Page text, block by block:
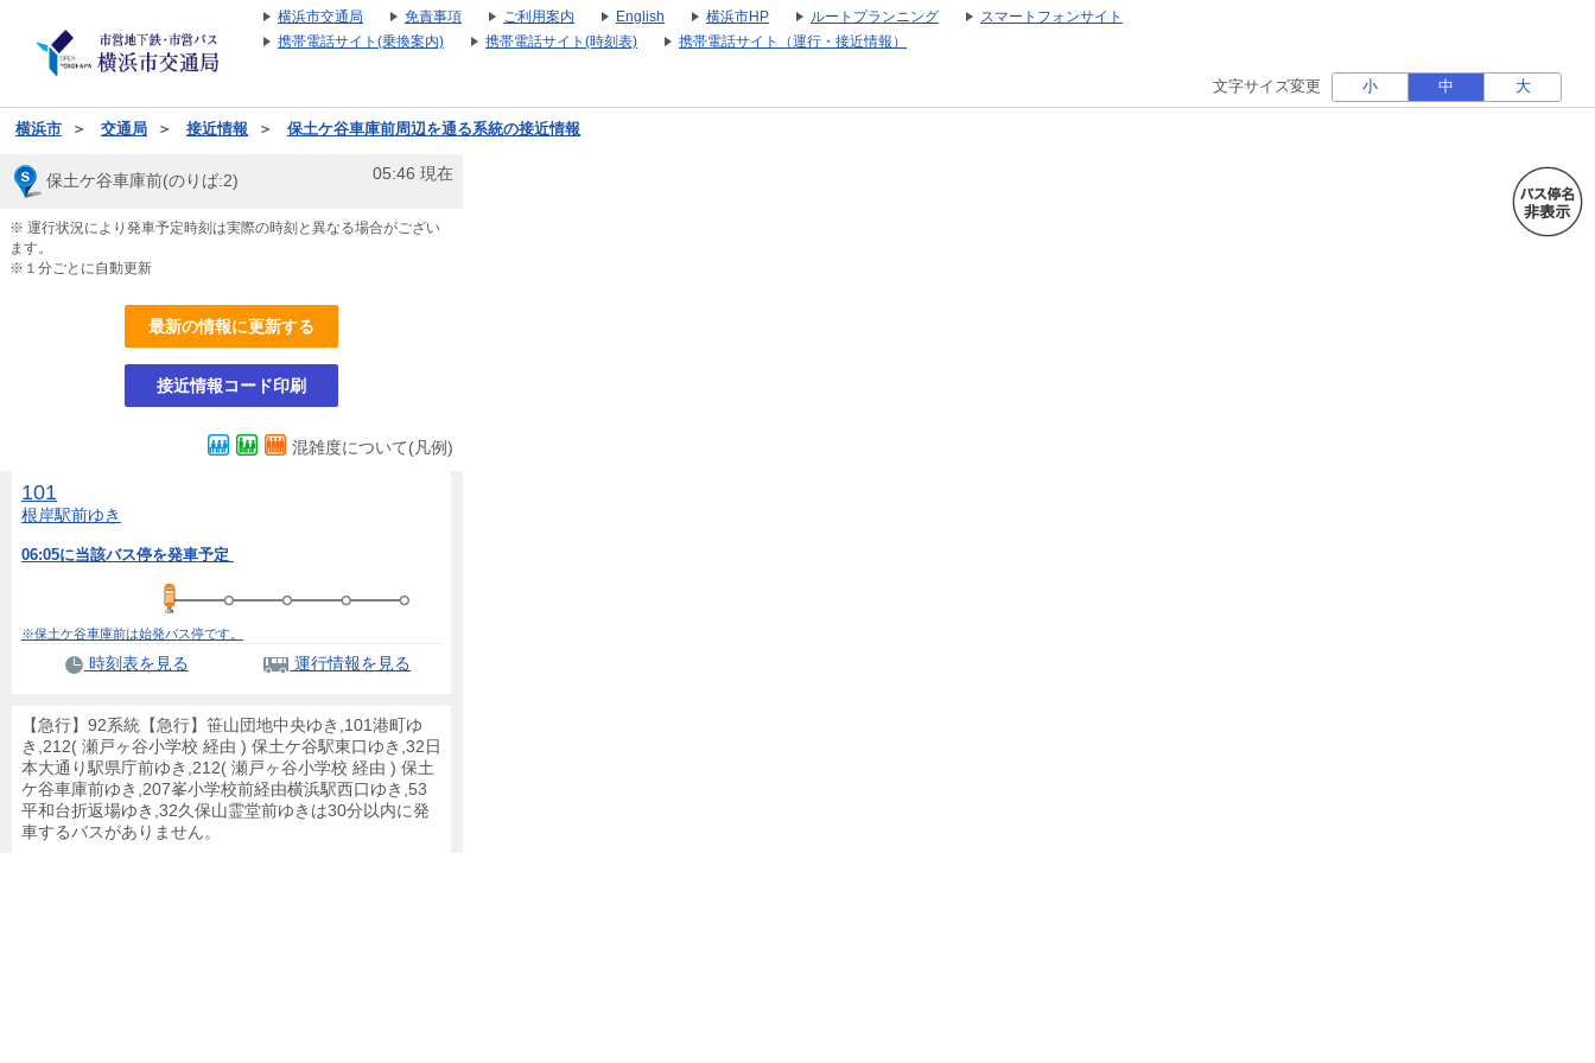
横浜市交通局 免責事項 ご利用案内 English 横浜市HP ルートプランニング
スマートフォンサイト
携帯電話サイト(乗換案内)
携帯電話サイト(時刻表) 携帯電話サイト（運行・接近情報）
文字サイズ変更 小 中 大
横浜市 ＞ 交通局 ＞ 接近情報 ＞ 保土ケ谷車庫前周辺を通る系統の接近情報
保土ケ谷車庫前(のりば:2) 05:46 現在
※ 運行状況により発車予定時刻は実際の時刻と異なる場合がござい
ます。
※１分ごとに自動更新
最新の情報に更新する
接近情報コード印刷
混雑度について(凡例)
101
根岸駅前ゆき
06:05に当該バス停を発車予定
※保土ケ谷車庫前は始発バス停です。
時刻表を見る 運行情報を見る
【急行】92系統【急行】笹山団地中央ゆき,101港町ゆ
き,212( 瀬戸ヶ谷小学校 経由 ) 保土ケ谷駅東口ゆき,32日
本大通り駅県庁前ゆき,212( 瀬戸ヶ谷小学校 経由 ) 保土
ケ谷車庫前ゆき,207峯小学校前経由横浜駅西口ゆき,53
平和台折返場ゆき,32久保山霊堂前ゆきは30分以内に発
車するバスがありません。